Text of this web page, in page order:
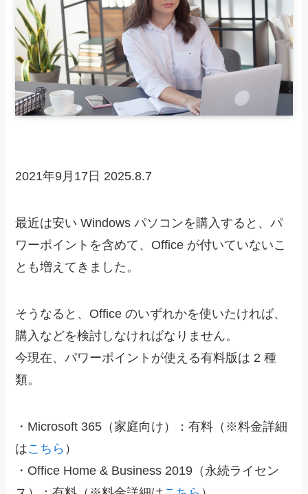
2021年9月17日 2025.8.7
最近は安い Windows パソコンを購入すると、パ
ワーポイントを含めて、Office が付いていないこ
とも増えてきました。
そうなると、Office のいずれかを使いたければ、
購入などを検討しなければなりません。
今現在、パワーポイントが使える有料版は 2 種
類。
・ Microsoft 365（家庭向け）
：有料（※料金詳細
はこちら ）
・ Office Home & Business 2019（永続ライセン